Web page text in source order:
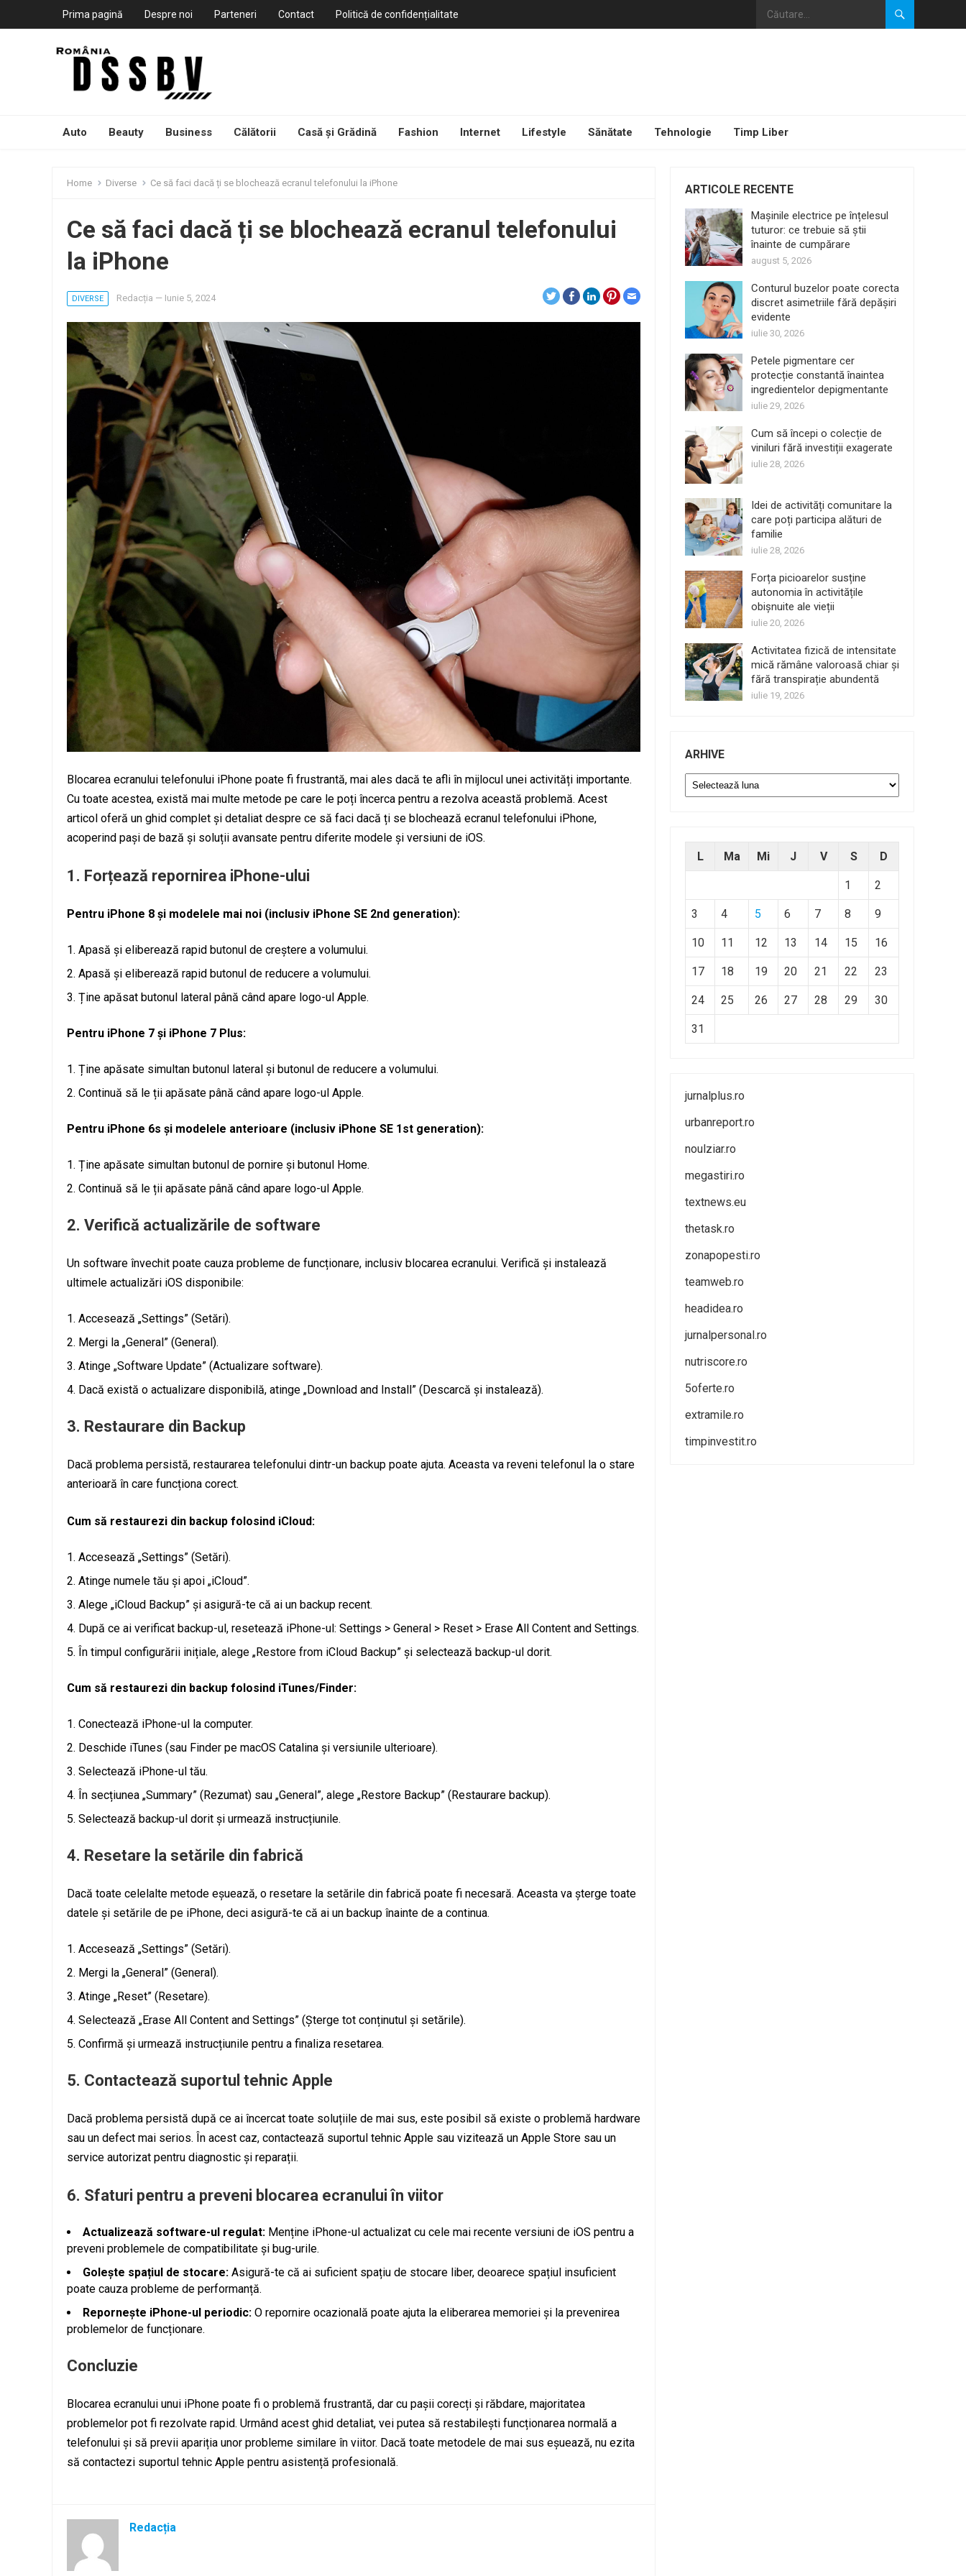
Prima pagină Despre noi Parteneri Contact Politică de confidențialitate
Auto Beauty Business Călătorii Casă și Grădină Fashion Internet Lifestyle Sănătate Tehnologie Timp Liber
Home Diverse Ce să faci dacă ți se blochează ecranul telefonului la iPhone
Ce să faci dacă ți se blochează ecranul telefonului
la iPhone
DIVERSE Redacția — Iunie 5, 2024
Blocarea ecranului telefonului iPhone poate fi frustrantă, mai ales dacă te afli în mijlocul unei activități importante.
Cu toate acestea, există mai multe metode pe care le poți încerca pentru a rezolva această problemă. Acest
articol oferă un ghid complet și detaliat despre ce să faci dacă ți se blochează ecranul telefonului iPhone,
acoperind pași de bază și soluții avansate pentru diferite modele și versiuni de iOS.
1. Forțează repornirea iPhone-ului
Pentru iPhone 8 și modelele mai noi (inclusiv iPhone SE 2nd generation):
Apasă și eliberează rapid butonul de creștere a volumului.
Apasă și eliberează rapid butonul de reducere a volumului.
Ține apăsat butonul lateral până când apare logo-ul Apple.
Pentru iPhone 7 și iPhone 7 Plus:
Ține apăsate simultan butonul lateral și butonul de reducere a volumului.
Continuă să le ții apăsate până când apare logo-ul Apple.
Pentru iPhone 6s și modelele anterioare (inclusiv iPhone SE 1st generation):
Ține apăsate simultan butonul de pornire și butonul Home.
Continuă să le ții apăsate până când apare logo-ul Apple.
2. Verifică actualizările de software
Un software învechit poate cauza probleme de funcționare, inclusiv blocarea ecranului. Verifică și instalează
ultimele actualizări iOS disponibile:
Accesează „Settings” (Setări).
Mergi la „General” (General).
Atinge „Software Update” (Actualizare software).
Dacă există o actualizare disponibilă, atinge „Download and Install” (Descarcă și instalează).
3. Restaurare din Backup
Dacă problema persistă, restaurarea telefonului dintr-un backup poate ajuta. Aceasta va reveni telefonul la o stare
anterioară în care funcționa corect.
Cum să restaurezi din backup folosind iCloud:
Accesează „Settings” (Setări).
Atinge numele tău și apoi „iCloud”.
Alege „iCloud Backup” și asigură-te că ai un backup recent.
După ce ai verificat backup-ul, resetează iPhone-ul: Settings > General > Reset > Erase All Content and Settings.
În timpul configurării inițiale, alege „Restore from iCloud Backup” și selectează backup-ul dorit.
Cum să restaurezi din backup folosind iTunes/Finder:
Conectează iPhone-ul la computer.
Deschide iTunes (sau Finder pe macOS Catalina și versiunile ulterioare).
Selectează iPhone-ul tău.
În secțiunea „Summary” (Rezumat) sau „General”, alege „Restore Backup” (Restaurare backup).
Selectează backup-ul dorit și urmează instrucțiunile.
4. Resetare la setările din fabrică
Dacă toate celelalte metode eșuează, o resetare la setările din fabrică poate fi necesară. Aceasta va șterge toate
datele și setările de pe iPhone, deci asigură-te că ai un backup înainte de a continua.
Accesează „Settings” (Setări).
Mergi la „General” (General).
Atinge „Reset” (Resetare).
Selectează „Erase All Content and Settings” (Șterge tot conținutul și setările).
Confirmă și urmează instrucțiunile pentru a finaliza resetarea.
5. Contactează suportul tehnic Apple
Dacă problema persistă după ce ai încercat toate soluțiile de mai sus, este posibil să existe o problemă hardware
sau un defect mai serios. În acest caz, contactează suportul tehnic Apple sau vizitează un Apple Store sau un
service autorizat pentru diagnostic și reparații.
6. Sfaturi pentru a preveni blocarea ecranului în viitor
Actualizează software-ul regulat: Menține iPhone-ul actualizat cu cele mai recente versiuni de iOS pentru a
preveni problemele de compatibilitate și bug-urile.
Golește spațiul de stocare: Asigură-te că ai suficient spațiu de stocare liber, deoarece spațiul insuficient
poate cauza probleme de performanță.
Repornește iPhone-ul periodic: O repornire ocazională poate ajuta la eliberarea memoriei și la prevenirea
problemelor de funcționare.
Concluzie
Blocarea ecranului unui iPhone poate fi o problemă frustrantă, dar cu pașii corecți și răbdare, majoritatea
problemelor pot fi rezolvate rapid. Urmând acest ghid detaliat, vei putea să restabilești funcționarea normală a
telefonului și să previi apariția unor probleme similare în viitor. Dacă toate metodele de mai sus eșuează, nu ezita
să contactezi suportul tehnic Apple pentru asistență profesională.
Redacția
ARTICOLE RECENTE
Mașinile electrice pe înțelesul
tuturor: ce trebuie să știi
înainte de cumpărare
august 5, 2026
Conturul buzelor poate corecta
discret asimetriile fără depășiri
evidente
iulie 30, 2026
Petele pigmentare cer
protecție constantă înaintea
ingredientelor depigmentante
iulie 29, 2026
Cum să începi o colecție de
viniluri fără investiții exagerate
iulie 28, 2026
Idei de activități comunitare la
care poți participa alături de
familie
iulie 28, 2026
Forța picioarelor susține
autonomia în activitățile
obișnuite ale vieții
iulie 20, 2026
Activitatea fizică de intensitate
mică rămâne valoroasă chiar și
fără transpirație abundentă
iulie 19, 2026
ARHIVE
Arhive
L Ma Mi J V S D
1 2
3 4 5 6 7 8 9
10 11 12 13 14 15 16
17 18 19 20 21 22 23
24 25 26 27 28 29 30
31
jurnalplus.ro
urbanreport.ro
noulziar.ro
megastiri.ro
textnews.eu
thetask.ro
zonapopesti.ro
teamweb.ro
headidea.ro
jurnalpersonal.ro
nutriscore.ro
5oferte.ro
extramile.ro
timpinvestit.ro